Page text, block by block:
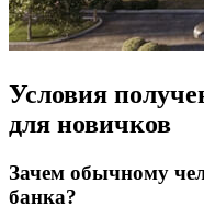
Условия
для новичков
Зачем обычному
банка?